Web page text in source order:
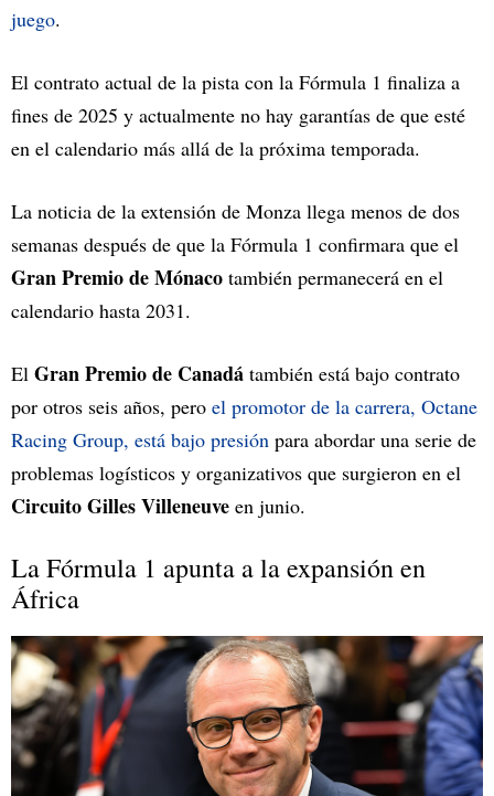
juego.
El contrato actual de la pista con la Fórmula 1 finaliza a
fines de 2025 y actualmente no hay garantías de que esté
en el calendario más allá de la próxima temporada.
La noticia de la extensión de Monza llega menos de dos
semanas después de que la Fórmula 1 confirmara que el
Gran Premio de Mónaco también permanecerá en el
calendario hasta 2031.
El Gran Premio de Canadá también está bajo contrato
por otros seis años, pero el promotor de la carrera, Octane
Racing Group, está bajo presión para abordar una serie de
problemas logísticos y organizativos que surgieron en el
Circuito Gilles Villeneuve en junio.
La Fórmula 1 apunta a la expansión en
África